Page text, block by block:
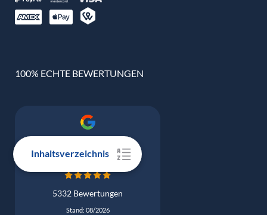
Inhaltsverzeichnis
100% ECHTE BEWERTUNGEN
4.9
5332 Bewertungen
Stand: 08/2026